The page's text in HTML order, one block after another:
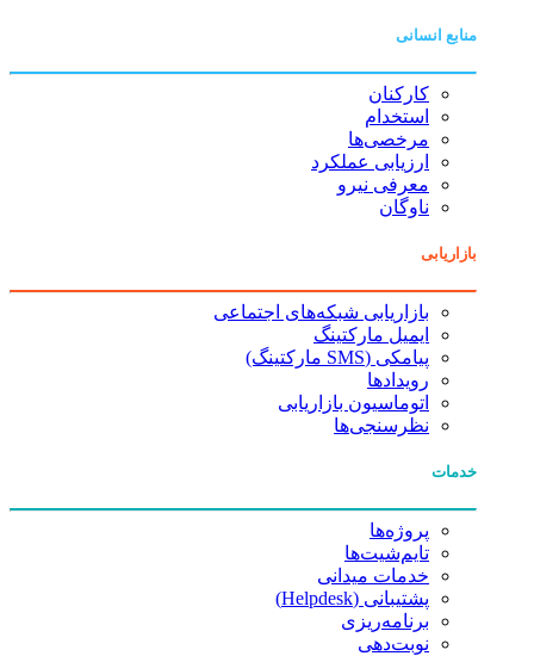
منابع انسانی
کارکنان
استخدام
مرخصی‌ها
ارزیابی عملکرد
معرفی نیرو
ناوگان
بازاریابی
بازاریابی شبکه‌های اجتماعی
ایمیل مارکتینگ
پیامکی (SMS مارکتینگ)
رویدادها
اتوماسیون بازاریابی
نظرسنجی‌ها
خدمات
پروژه‌ها
تایم‌شیت‌ها
خدمات میدانی
پشتیبانی (Helpdesk)
برنامه‌ریزی
نوبت‌دهی